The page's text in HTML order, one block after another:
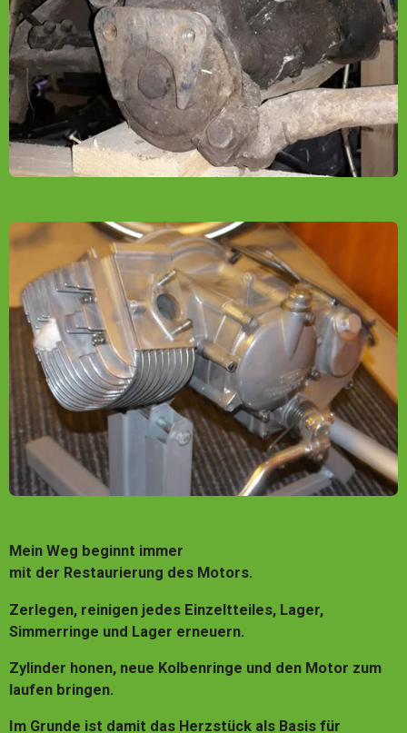
Mein Weg beginnt immer
mit der Restaurierung des Motors.
Zerlegen, reinigen jedes Einzeltteiles, Lager,
Simmerringe und Lager erneuern.
Zylinder honen, neue Kolbenringe und den Motor zum
laufen bringen.
Im Grunde ist damit das Herzstück als Basis für